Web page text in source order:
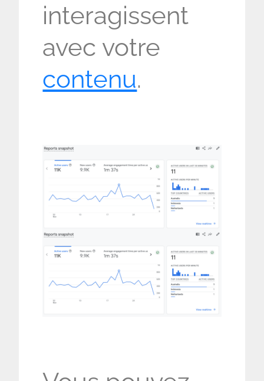
interagissent
avec votre
contenu.